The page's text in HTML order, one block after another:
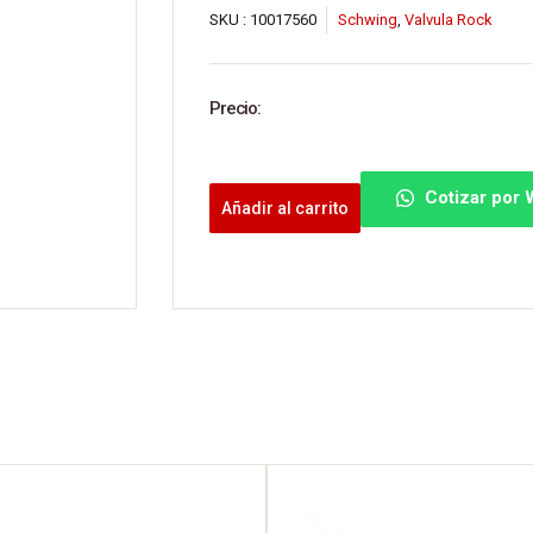
SKU : 10017560 Schwing Valvula Rock
Precio:
Añadir al carrito Cotizar por